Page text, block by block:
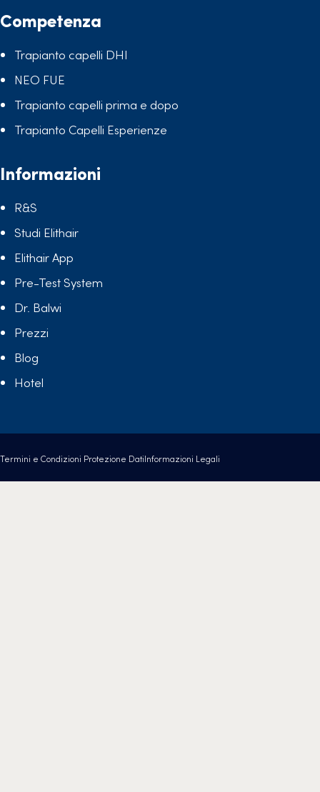
Competenza
Trapianto capelli DHI
NEO FUE
Trapianto capelli prima e dopo
Trapianto Capelli Esperienze
Informazioni
R&S
Studi Elithair
Elithair App
Pre-Test System
Dr. Balwi
Prezzi
Blog
Hotel
Termini e Condizioni Protezione DatiInformazioni Legali